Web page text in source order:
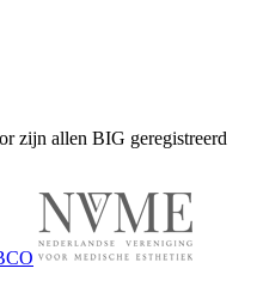
zijn allen BIG geregistreerd